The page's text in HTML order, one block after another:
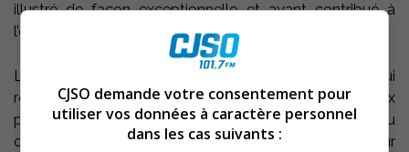
illustré de façon exceptionnelle et ayant contribué à
l’essor de l’industrie laitière québécoise.
Le récipiendaire 2010, Jean-Pierre Chalifoux, qui
représente la troisième génération de Chalifoux
propriétaires de la Laiterie Chalifoux, a été reconnu
comme précurseur de nouvelles initiatives pour
CJSO demande votre consentement pour
utiliser vos données à caractère personnel
dans les cas suivants :